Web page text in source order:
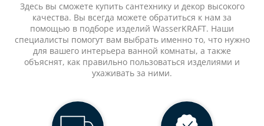
Здесь вы сможете купить сантехнику и декор высокого
качества. Вы всегда можете обратиться к нам за
помощью в подборе изделий WasserKRAFT. Наши
специалисты помогут вам выбрать именно то, что нужно
для вашего интерьера ванной комнаты, а также
объяснят, как правильно пользоваться изделиями и
ухаживать за ними.